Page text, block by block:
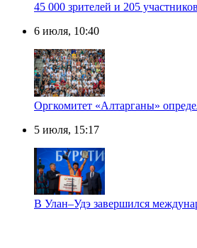
45 000 зрителей и 205
6 июля, 10:40
Оргкомитет «Алтарганы»
5 июля, 15:17
В Улан–Удэ завершился